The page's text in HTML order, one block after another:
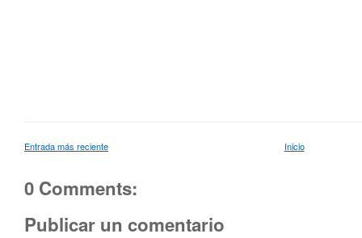
Entrada más reciente Inicio
0 Comments:
Publicar un comentario